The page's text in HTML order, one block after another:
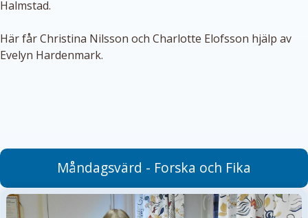
Halmstad.
Här får Christina Nilsson och Charlotte Elofsson hjälp av
Evelyn Hardenmark.
Måndagsvärd - Forska och Fika